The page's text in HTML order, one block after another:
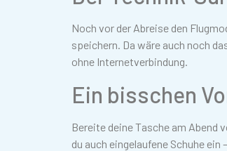
Noch vor der Abreise den
speichern. Da wäre auch noch
ohne Internetverbindung.
Ein bisschen
Bereite deine Tasche am Abend
du auch eingelaufene Schuhe